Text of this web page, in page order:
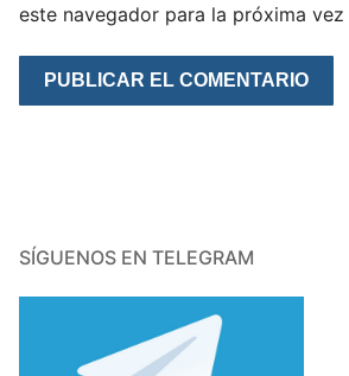
este navegador para la próxima
SÍGUENOS EN TELEGRAM